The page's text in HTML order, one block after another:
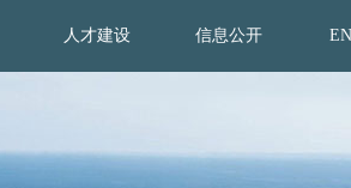
人才建设 信息公开 EN